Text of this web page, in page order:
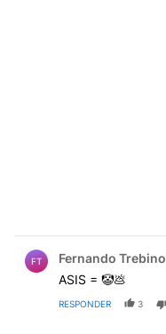
FT Fernando Trebino
ASIS = 🤡💩
RESPONDER 3